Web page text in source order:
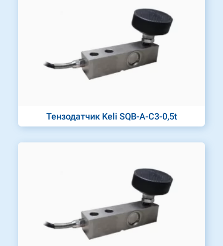
Тензодатчик Keli SQB-A-C3-0,5t